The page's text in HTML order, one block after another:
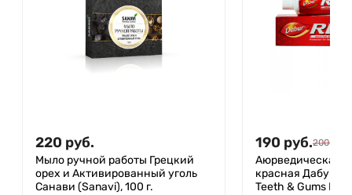
220 руб.
Мыло ручной работы Грецкий
орех и Активированный уголь
Санави (Sanavi), 100 г.
190 руб.200
Аюрведическая
красная Дабур
Teeth & Gums